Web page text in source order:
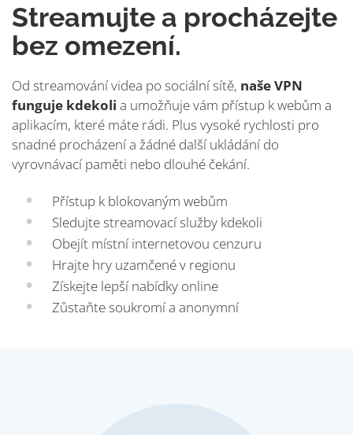
Streamujte a procházejte
bez omezení.
Od streamování videa po sociální sítě, naše VPN
funguje kdekoli a umožňuje vám přístup k webům a
aplikacím, které máte rádi. Plus vysoké rychlosti pro
snadné procházení a žádné další ukládání do
vyrovnávací paměti nebo dlouhé čekání.
Přístup k blokovaným webům
Sledujte streamovací služby kdekoli
Obejít místní internetovou cenzuru
Hrajte hry uzamčené v regionu
Získejte lepší nabídky online
Zůstaňte soukromí a anonymní